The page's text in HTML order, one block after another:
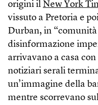
origini il New York
vissuto a Pretoria e
Durban, in
disinformazione
arrivavano a casa
notiziari serali
un’immagine della
mentre scorrevano